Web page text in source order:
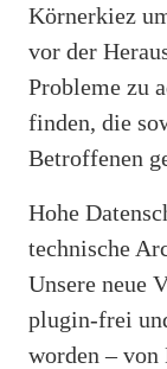
Körnerkiez
vor der
Probleme zu
finden, die
Betroffenen
Hohe
technische
Unsere neue
plugin-frei
worden –